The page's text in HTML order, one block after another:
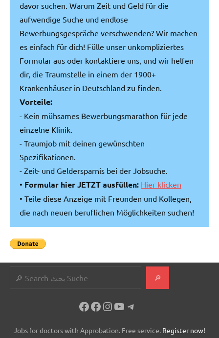
davor suchen. Warum Zeit und Geld für die
aufwendige Suche und endlose
Bewerbungsgespräche verschwenden? Wir machen
es einfach für dich! Fülle unser unkompliziertes
Formular aus oder kontaktiere uns, und wir helfen
dir, die Traumstelle in einem der 1900+
Krankenhäuser in Deutschland zu finden.
Vorteile:
- Kein mühsames Bewerbungsmarathon für jede
einzelne Klinik.
- Traumjob mit deinen gewünschten
Spezifikationen.
- Zeit- und Geldersparnis bei der Jobsuche.
• Formular hier JETZT ausfüllen: Hier klicken
• Teile diese Anzeige mit Freunden und Kollegen,
die nach neuen beruflichen Möglichkeiten suchen!
🔎
Facebook
Facebook
Instagram
YouTube
Telegram
Jobs for doctors with Approbation. Free service. Register now!